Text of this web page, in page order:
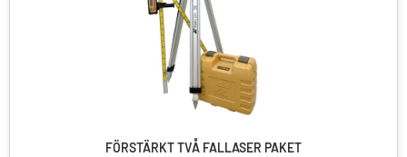
FÖRSTÄRKT TVÅ FALLASER PAKET